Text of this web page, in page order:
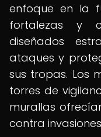
enfoque en la
fortalezas y
diseñados
ataques y
sus tropas. Los
torres de
murallas
contra